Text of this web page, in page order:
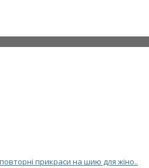
прикраси на шию для жіно..